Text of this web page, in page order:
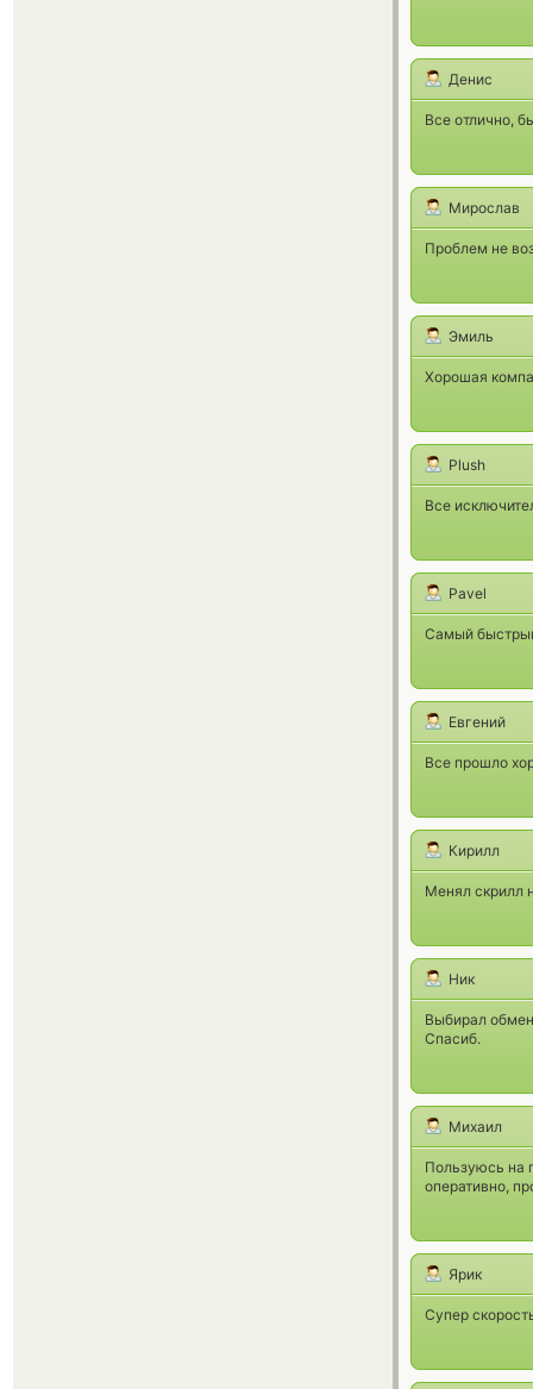
Денис
Все отлично,
Мирослав
Проблем не
Эмиль
Хорошая
Plush
Все
Pavel
Самый
Евгений
Все прошло
Кирилл
Менял скрилл
Ник
Выбирал
Спасиб.
Михаил
Пользуюсь на
оперативно,
Ярик
Супер